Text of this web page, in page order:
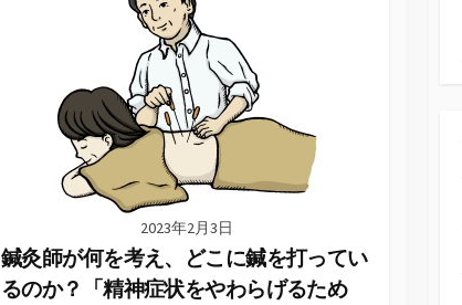
2023年2月3日
鍼灸師が何を考え、どこに鍼を打ってい
るのか？「精神症状をやわらげるため